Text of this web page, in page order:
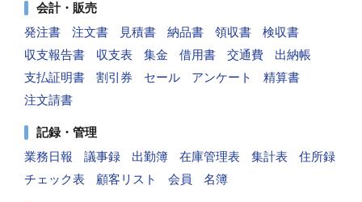
会計・販売
発注書
注文書 見積書 納品書 領収書
検収書
収支報告書
収支表 集金 借用書 交通費
出納帳
支払証明書
割引券 セール アンケート
精算書
注文請書
記録・管理
業務日報
議事録 出勤簿 在庫管理表 集計表
住所録
チェック表
顧客リスト 会員 名簿